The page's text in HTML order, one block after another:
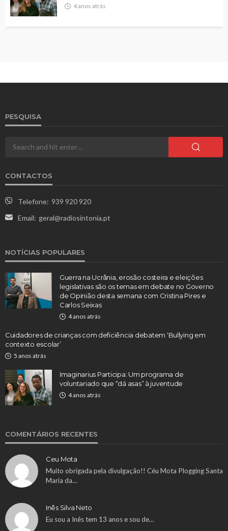
4 anos atrás
PESQUISA
CONTACTOS
Telefone: 939 920 920
Email: geral@radiosintonia.pt
NOTÍCIAS POPULARES
Guerra na Ucrânia, erosão costeira e eleições
legislativas são os temas em debate no Governo
de Opinião desta semana com Cristina Pires e
Carlos Seixas
4 anos atrás
Cuidadores de crianças com deficiência debatem ‘Bullying em
contexto escolar’
5 anos atrás
Imaginarius Participa: Um programa de
voluntariado que “dá asas” à juventude
4 anos atrás
COMENTÁRIOS RECENTES
Ceu Mota
Muito obrigada pela divulgação!! Céu Mota Plogging Santa
Maria da…
Inês Silva Neto
Eu sou a Inês tem 13 anos e sou de…